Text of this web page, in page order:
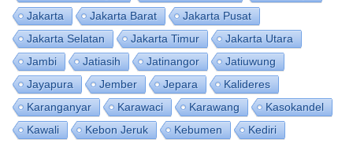
Jakarta
Jakarta Barat
Jakarta Pusat
Jakarta Selatan
Jakarta Timur
Jakarta Utara
Jambi
Jatiasih Jatinangor
Jatiuwung
Jayapura
Jember Jepara
Kalideres
Karanganyar
Karawaci Karawang
Kasokandel
Kawali
Kebon Jeruk Kebumen
Kediri